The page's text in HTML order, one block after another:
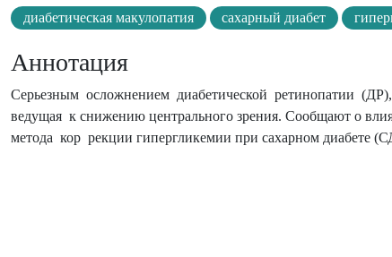
диабетическая макулопатия сахарный диабет
Аннотация
Серьезным осложнением диабетической ретинопатии
ведущая к снижению центрального зрения. Сообщают о
метода кор рекции гипергликемии при сахарном диабете